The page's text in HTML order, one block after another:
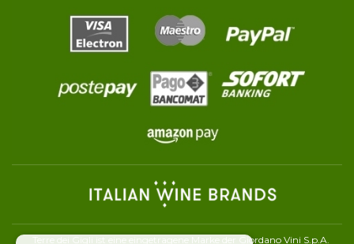
Terre dei Gigli ist eine eingetragene Marke der Giordano Vini S.p.A.